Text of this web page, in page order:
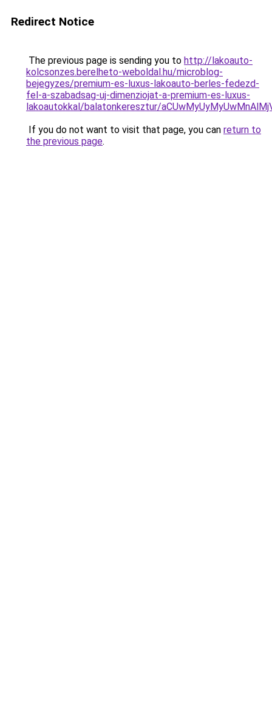
Redirect Notice
The previous page is sending you to http://lakoauto-
kolcsonzes.berelheto-weboldal.hu/microblog-
bejegyzes/premium-es-luxus-lakoauto-berles-fedezd-
fel-a-szabadsag-uj-dimenziojat-a-premium-es-luxus-
lakoautokkal/balatonkeresztur/
If you do not want to visit that page, you can return to
the previous page.